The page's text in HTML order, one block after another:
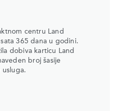
centru Land
365 dana u godini.
dobiva karticu Land
broj šasije